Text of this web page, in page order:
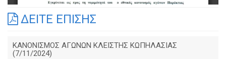
ΔΕΙΤΕ ΕΠΙΣΗΣ
ΚΑΝΟΝΙΣΜΟΣ ΑΓΩΝΩΝ ΚΛΕΙΣΤΗΣ ΚΩΠΗΛΑΣΙΑΣ
(7/11/2024)